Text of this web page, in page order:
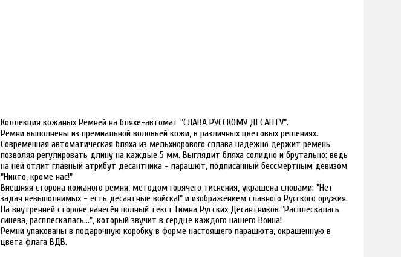
Коллекция кожаных Ремней на бляхе-автомат "СЛАВА РУССКОМУ ДЕСАНТУ".
Ремни выполнены из премиальной воловьей кожи, в различных цветовых решениях.
Современная автоматическая бляха из мельхиорового сплава надежно держит ремень,
позволяя регулировать длину на каждые 5 мм. Выглядит бляха солидно и брутально: ведь
на ней отлит главный атрибут десантника - парашют, подписанный бессмертным девизом
"Никто, кроме нас!"
Внешняя сторона кожаного ремня, методом горячего тиснения, украшена словами: "Нет
задач невыполнимых - есть десантные войска!" и изображением славного Русского оружия.
На внутренней стороне нанесён полный текст Гимна Русских Десантников "Расплескалась
синева, расплескалась...", который звучит в сердце каждого нашего Воина!
Ремни упакованы в подарочную коробку в форме настоящего парашюта, окрашенную в
цвета флага ВДВ.